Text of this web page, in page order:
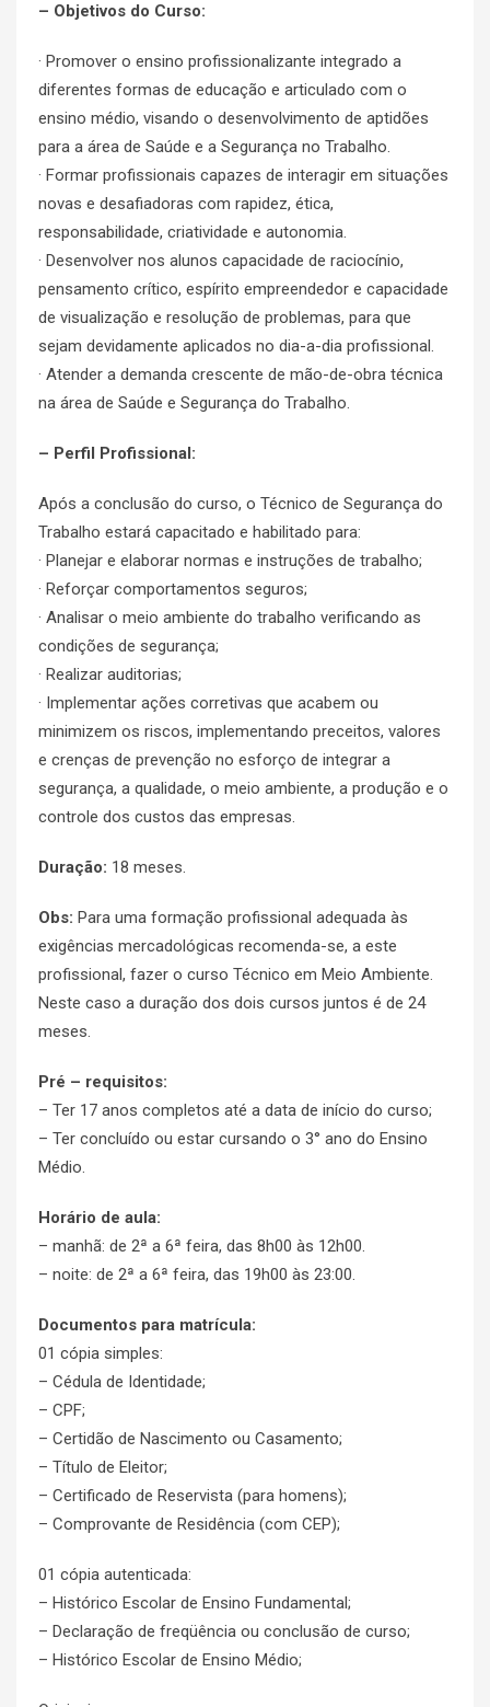
– Objetivos do Curso:
· Promover o ensino profissionalizante integrado a
diferentes formas de educação e articulado com o
ensino médio, visando o desenvolvimento de aptidões
para a área de Saúde e a Segurança no Trabalho.
· Formar profissionais capazes de interagir em situações
novas e desafiadoras com rapidez, ética,
responsabilidade, criatividade e autonomia.
· Desenvolver nos alunos capacidade de raciocínio,
pensamento crítico, espírito empreendedor e capacidade
de visualização e resolução de problemas, para que
sejam devidamente aplicados no dia-a-dia profissional.
· Atender a demanda crescente de mão-de-obra técnica
na área de Saúde e Segurança do Trabalho.
– Perfil Profissional:
Após a conclusão do curso, o Técnico de Segurança do
Trabalho estará capacitado e habilitado para:
· Planejar e elaborar normas e instruções de trabalho;
· Reforçar comportamentos seguros;
· Analisar o meio ambiente do trabalho verificando as
condições de segurança;
· Realizar auditorias;
· Implementar ações corretivas que acabem ou
minimizem os riscos, implementando preceitos, valores
e crenças de prevenção no esforço de integrar a
segurança, a qualidade, o meio ambiente, a produção e o
controle dos custos das empresas.
Duração: 18 meses.
Obs: Para uma formação profissional adequada às
exigências mercadológicas recomenda-se, a este
profissional, fazer o curso Técnico em Meio Ambiente.
Neste caso a duração dos dois cursos juntos é de 24
meses.
Pré – requisitos:
– Ter 17 anos completos até a data de início do curso;
– Ter concluído ou estar cursando o 3° ano do Ensino
Médio.
Horário de aula:
– manhã: de 2ª a 6ª feira, das 8h00 às 12h00.
– noite: de 2ª a 6ª feira, das 19h00 às 23:00.
Documentos para matrícula:
01 cópia simples:
– Cédula de Identidade;
– CPF;
– Certidão de Nascimento ou Casamento;
– Título de Eleitor;
– Certificado de Reservista (para homens);
– Comprovante de Residência (com CEP);
01 cópia autenticada:
– Histórico Escolar de Ensino Fundamental;
– Declaração de freqüência ou conclusão de curso;
– Histórico Escolar de Ensino Médio;